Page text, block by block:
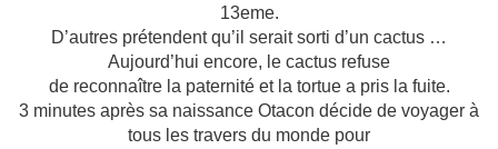
13eme.
D’autres prétendent qu’il serait sorti d’un cactus …
Aujourd’hui encore, le cactus refuse
de reconnaître la paternité et la tortue a pris la fuite.
3 minutes après sa naissance Otacon décide de voyager à
tous les travers du monde pour